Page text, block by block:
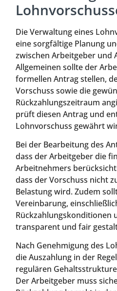
Die Verwaltung eines
eine sorgfältige Planung
zwischen Arbeitgeber und
Allgemeinen sollte der
formellen Antrag stellen,
Vorschuss sowie die
Rückzahlungszeitraum
prüft diesen Antrag und
Lohnvorschuss gewährt
Bei der Bearbeitung des
dass der Arbeitgeber die
Arbeitnehmers
dass der Vorschuss nicht
Belastung wird. Zudem
Vereinbarung,
Rückzahlungskonditionen
transparent und fair
Nach Genehmigung des
die Auszahlung in der
regulären
Der Arbeitgeber muss